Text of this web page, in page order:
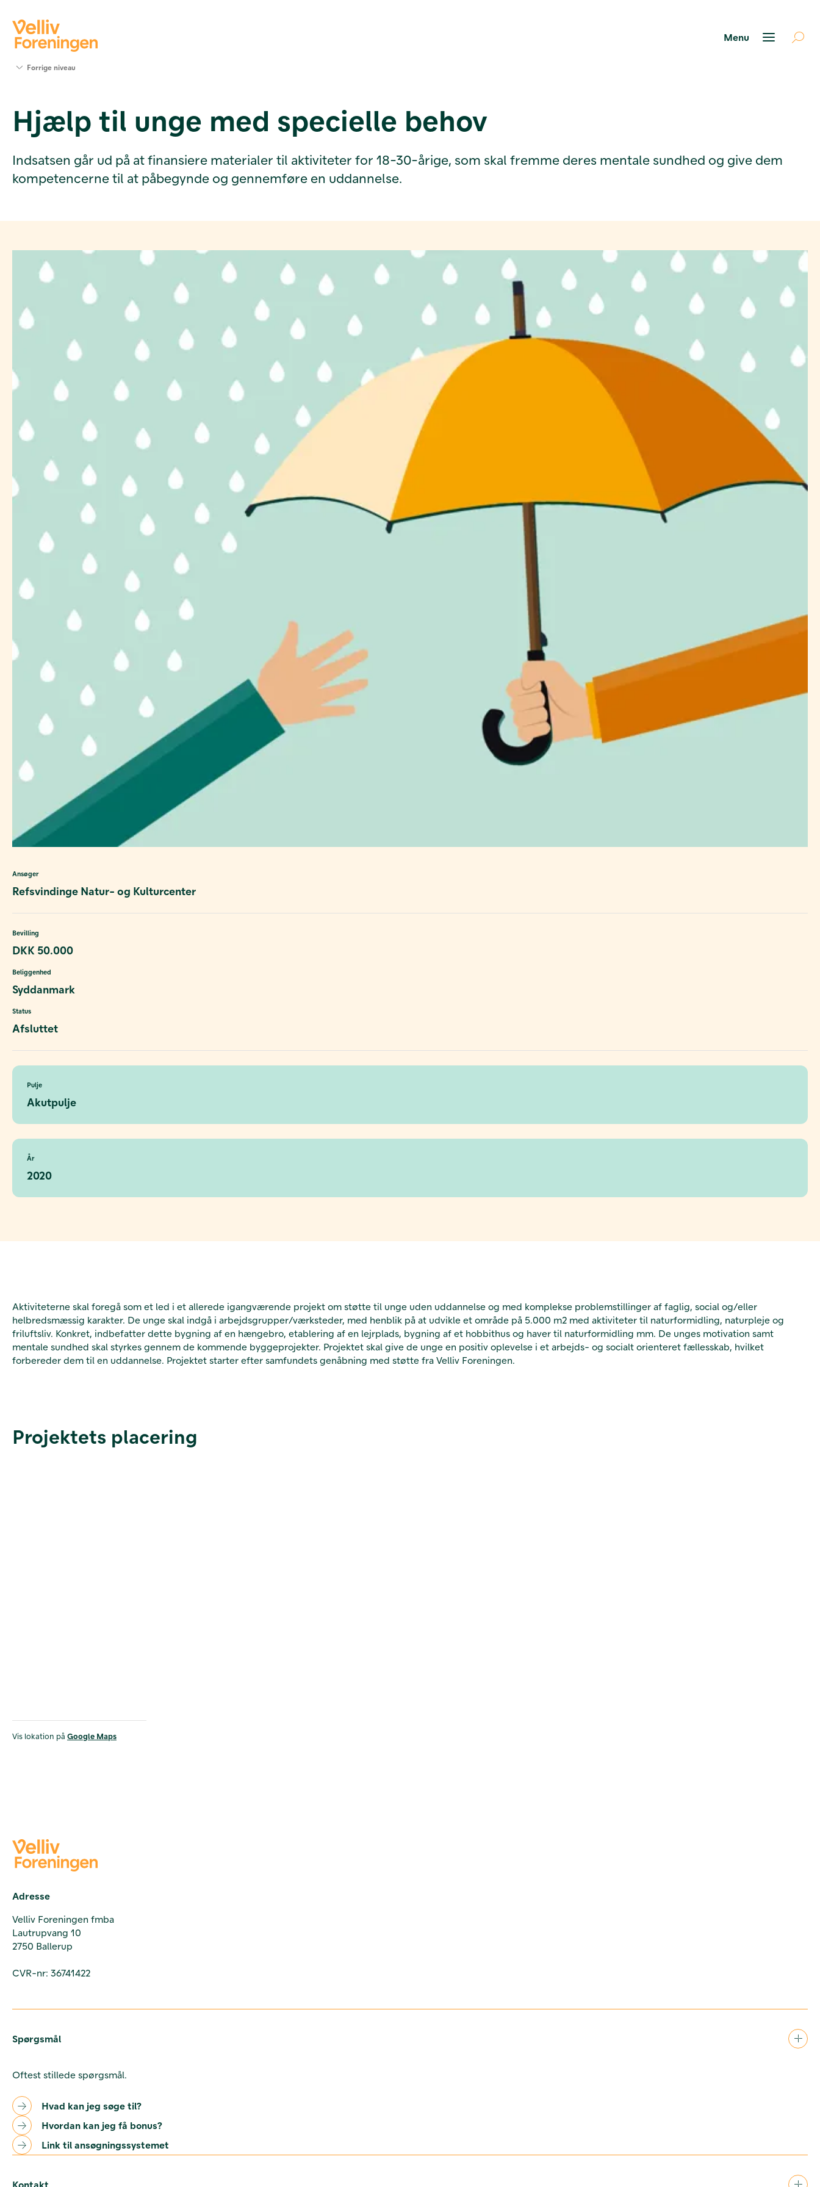
Værktøjer
og viden
Foreningen
Kontakt
os
Forrige niveau
Hjælp til unge med specielle behov
Indsatsen går ud på at finansiere materialer til aktiviteter for 18-30-årige, som skal fremme deres mentale sundhed og give dem
kompetencerne til at påbegynde og gennemføre en uddannelse.
Ansøger
Refsvindinge Natur- og Kulturcenter
Bevilling
DKK 50.000
Beliggenhed
Syddanmark
Status
Afsluttet
Pulje
Akutpulje
År
2020
Aktiviteterne skal foregå som et led i et allerede igangværende projekt om støtte til unge uden uddannelse og med komplekse problemstillinger af faglig, social og/eller
helbredsmæssig karakter. De unge skal indgå i arbejdsgrupper/værksteder, med henblik på at udvikle et område på 5.000 m2 med aktiviteter til naturformidling, naturpleje og
friluftsliv. Konkret, indbefatter dette bygning af en hængebro, etablering af en lejrplads, bygning af et hobbithus og haver til naturformidling mm. De unges motivation samt
mentale sundhed skal styrkes gennem de kommende byggeprojekter. Projektet skal give de unge en positiv oplevelse i et arbejds- og socialt orienteret fællesskab, hvilket
forbereder dem til en uddannelse. Projektet starter efter samfundets genåbning med støtte fra Velliv Foreningen.
Projektets placering
Vis lokation på Google Maps
Adresse
Velliv Foreningen fmba
Lautrupvang 10
2750 Ballerup
CVR-nr: 36741422
Spørgsmål
Oftest stillede spørgsmål.
Hvad kan jeg søge til?
Hvordan kan jeg få bonus?
Link til ansøgningssystemet
Kontakt